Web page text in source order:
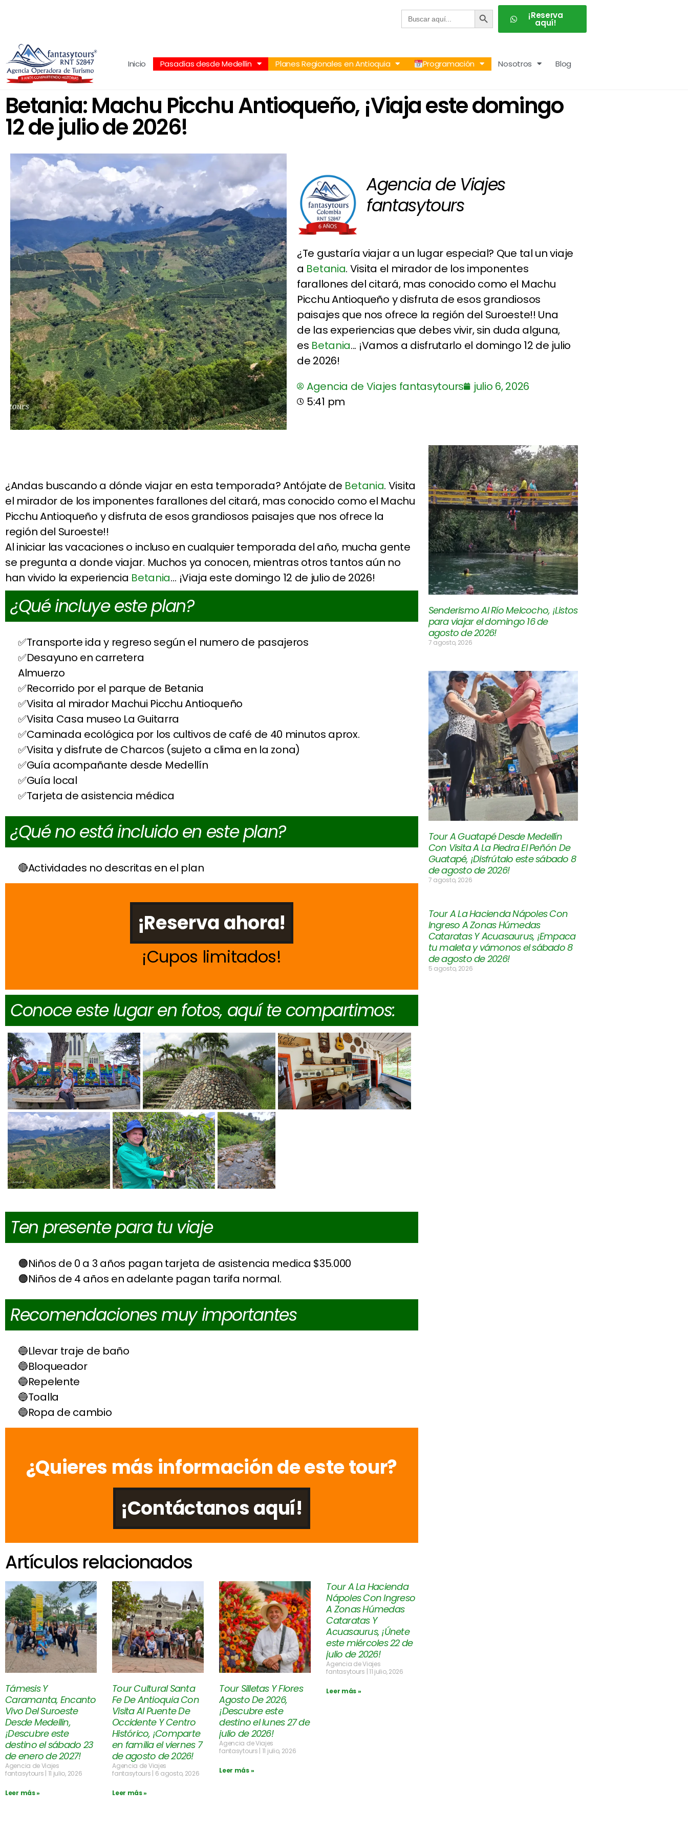
Buscar: BOTÓN DE BÚSQUEDA
¡Reserva
aquí!
Inicio Pasadías desde Medellín Planes Regionales en Antioquia Programación Nosotros Blog
Betania: Machu Picchu Antioqueño, ¡Viaja este domingo
12 de julio de 2026!
Agencia de Viajes
fantasytours
¿Te gustaría viajar a un lugar especial? Que tal un viaje
a Betania. Visita el mirador de los imponentes
farallones del citará, mas conocido como el Machu
Picchu Antioqueño y disfruta de esos grandiosos
paisajes que nos ofrece la región del Suroeste!! Una
de las experiencias que debes vivir, sin duda alguna,
es Betania... ¡Vamos a disfrutarlo el domingo 12 de julio
de 2026!
Agencia de Viajes fantasytours
julio 6, 2026
5:41 pm
¿Andas buscando a dónde viajar en esta temporada? Antójate de Betania. Visita
el mirador de los imponentes farallones del citará, mas conocido como el Machu
Picchu Antioqueño y disfruta de esos grandiosos paisajes que nos ofrece la
región del Suroeste!!
Al iniciar las vacaciones o incluso en cualquier temporada del año, mucha gente
se pregunta a donde viajar. Muchos ya conocen, mientras otros tantos aún no
han vivido la experiencia Betania… ¡Viaja este domingo 12 de julio de 2026!
¿Qué incluye este plan?
Transporte ida y regreso según el numero de pasajeros
Desayuno en carretera
Almuerzo
Recorrido por el parque de Betania
Visita al mirador Machui Picchu Antioqueño
Visita Casa museo La Guitarra
Caminada ecológica por los cultivos de café de 40 minutos aprox.
Visita y disfrute de Charcos (sujeto a clima en la zona)
Guía acompañante desde Medellín
Guía local
Tarjeta de asistencia médica
¿Qué no está incluido en este plan?
Actividades no descritas en el plan
¡Reserva ahora!
Cupos limitados
Conoce este lugar en fotos, aquí te compartimos:
Ten presente para tu viaje
Niños de 0 a 3 años pagan tarjeta de asistencia medica $35.000
Niños de 4 años en adelante pagan tarifa normal.
Recomendaciones muy importantes
Llevar traje de baño
Bloqueador
Repelente
Toalla
Ropa de cambio
¿Quieres más información de este tour?
¡Contáctanos aquí!
Artículos relacionados
Támesis Y
Caramanta, Encanto
Vivo Del Suroeste
Desde Medellin,
¡Descubre este
destino el sábado 23
de enero de 2027!
Agencia de Viajes
fantasytours 11 julio, 2026
Leer más »
Tour Cultural Santa
Fe De Antioquia Con
Visita Al Puente De
Occidente Y Centro
Histórico, ¡Comparte
en familia el viernes 7
de agosto de 2026!
Agencia de Viajes
fantasytours 6 agosto, 2026
Leer más »
Tour Silletas Y Flores
Agosto De 2026,
¡Descubre este
destino el lunes 27 de
julio de 2026!
Agencia de Viajes
fantasytours 11 julio, 2026
Leer más »
Tour A La Hacienda
Nápoles Con Ingreso
A Zonas Húmedas
Cataratas Y
Acuasaurus, ¡Únete
este miércoles 22 de
julio de 2026!
Agencia de Viajes
fantasytours 11 julio, 2026
Leer más »
Senderismo Al Río Melcocho, ¡Listos
para viajar el domingo 16 de
agosto de 2026!
7 agosto, 2026
Tour A Guatapé Desde Medellín
Con Visita A La Piedra El Peñón De
Guatapé, ¡Disfrútalo este sábado 8
de agosto de 2026!
7 agosto, 2026
Tour A La Hacienda Nápoles Con
Ingreso A Zonas Húmedas
Cataratas Y Acuasaurus, ¡Empaca
tu maleta y vámonos el sábado 8
de agosto de 2026!
5 agosto, 2026